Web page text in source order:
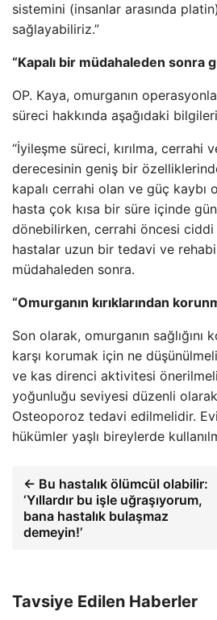
sistemini (insanlar arasında
sağlayabiliriz.”
“Kapalı bir müdahaleden sonra
OP. Kaya, omurganın
süreci hakkında aşağıdaki
“İyileşme süreci, kırılma, cerrahi
derecesinin geniş bir
kapalı cerrahi olan ve güç kaybı
hasta çok kısa bir süre içinde
dönebilirken, cerrahi öncesi ciddi
hastalar uzun bir tedavi ve
müdahaleden sonra.
“Omurganın kırıklarından
Son olarak, omurganın sağlığını
karşı korumak için ne
ve kas direnci aktivitesi
yoğunluğu seviyesi düzenli
Osteoporoz tedavi edilmelidir.
hükümler yaşlı bireylerde
← Bu hastalık ölümcül olabilir:
‘Yıllardır bu işle uğraşıyorum,
bana hastalık bulaşmaz
demeyin!’
Tavsiye Edilen Haberler